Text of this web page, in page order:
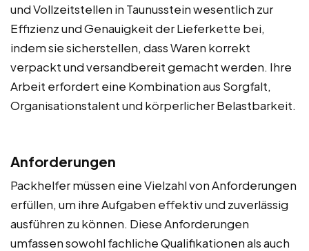
und Vollzeitstellen in Taunusstein wesentlich zur
Effizienz und Genauigkeit der Lieferkette bei,
indem sie sicherstellen, dass Waren korrekt
verpackt und versandbereit gemacht werden. Ihre
Arbeit erfordert eine Kombination aus Sorgfalt,
Organisationstalent und körperlicher Belastbarkeit.
Anforderungen
Packhelfer müssen eine Vielzahl von Anforderungen
erfüllen, um ihre Aufgaben effektiv und zuverlässig
ausführen zu können. Diese Anforderungen
umfassen sowohl fachliche Qualifikationen als auch